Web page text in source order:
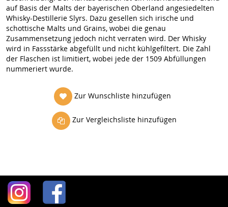
auf Basis der Malts der bayerischen Oberland angesiedelten
Whisky-Destillerie Slyrs. Dazu gesellen sich irische und
schottische Malts und Grains, wobei die genau
Zusammensetzung jedoch nicht verraten wird. Der Whisky
wird in Fassstärke abgefüllt und nicht kühlgefiltert. Die Zahl
der Flaschen ist limitiert, wobei jede der 1509 Abfüllungen
nummeriert wurde.
Zur Wunschliste hinzufügen
Zur Vergleichsliste hinzufügen